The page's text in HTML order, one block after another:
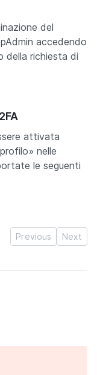
del
accedendo
della richiesta di
attivata
nelle
le seguenti
Previous Next